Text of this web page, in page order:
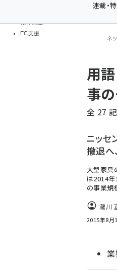
移
教育講座
EC支援
連載・
ン
く
ず
ネ
用
事
全 27
ニッセ
撤退へ
大型家具
は2014
の事業規
瀧川
2015年8月